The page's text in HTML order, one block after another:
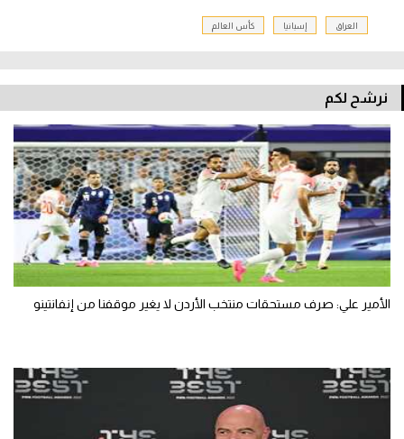
العراق إسبانيا كأس العالم
نرشح لكم
الأمير علي: صرف مستحقات منتخب الأردن لا يغير موقفنا من إنفانتينو